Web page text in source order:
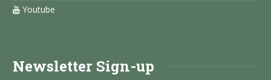
Youtube
Newsletter Sign-up